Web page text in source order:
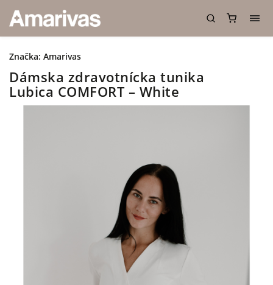
Dámska zdravotnícka tunika
Lubica COMFORT – White
Značka: Amarivas